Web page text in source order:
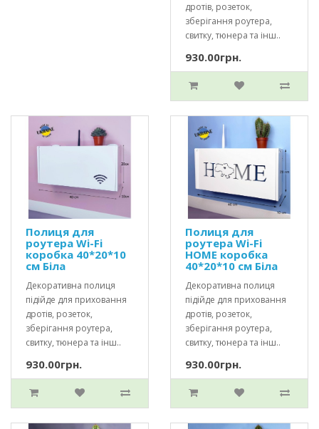
дротів, розеток,
зберігання роутера,
свитку, тюнера та інш..
930.00грн.
Полиця для
роутера Wi-Fi
коробка 40*20*10
см Біла
Декоративна полиця
підійде для приховання
дротів, розеток,
зберігання роутера,
свитку, тюнера та інш..
930.00грн.
Полиця для
роутера Wi-Fi
HOME коробка
40*20*10 см Біла
Декоративна полиця
підійде для приховання
дротів, розеток,
зберігання роутера,
свитку, тюнера та інш..
930.00грн.